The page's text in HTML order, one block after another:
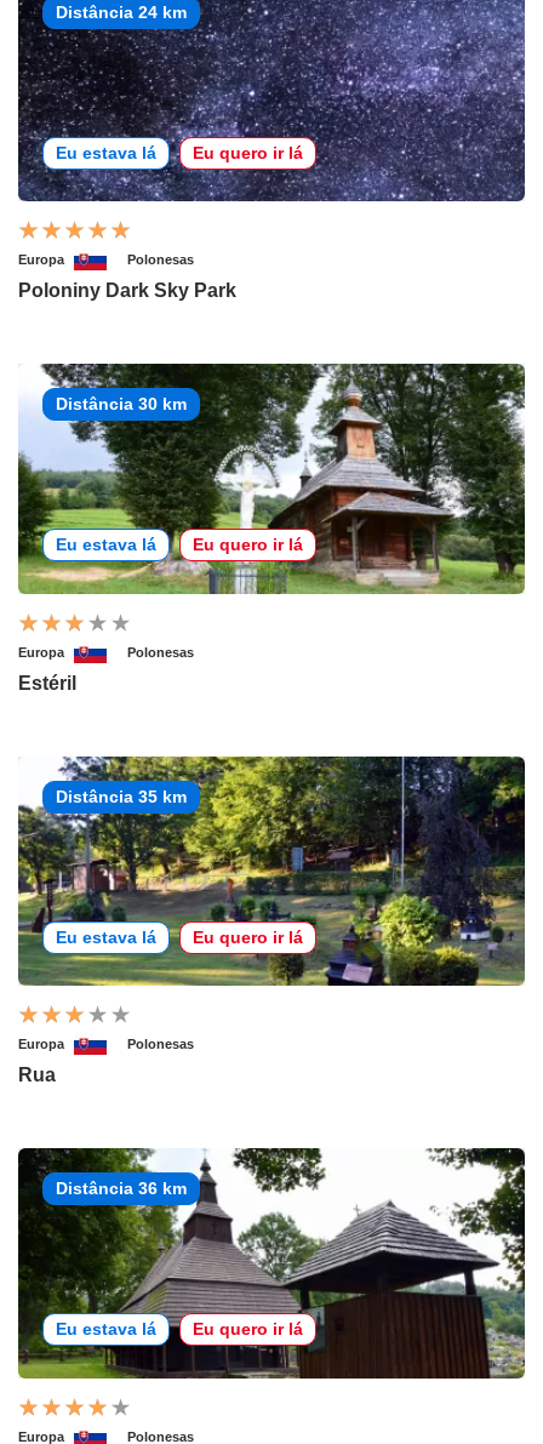
Distância 24 km
Eu estava lá Eu quero ir lá
Europa Polonesas
Poloniny Dark Sky Park
Distância 30 km
Eu estava lá Eu quero ir lá
Europa Polonesas
Estéril
Distância 35 km
Eu estava lá Eu quero ir lá
Europa Polonesas
Rua
Distância 36 km
Eu estava lá Eu quero ir lá
Europa Polonesas